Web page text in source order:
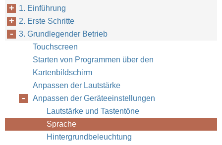
1. Einführung
2. Erste Schritte
3. Grundlegender Betrieb
Touchscreen
Starten von Programmen über den
Kartenbildschirm
Anpassen der Lautstärke
Anpassen der Geräteeinstellungen
Lautstärke und Tastentöne
Sprache
Hintergrundbeleuchtung